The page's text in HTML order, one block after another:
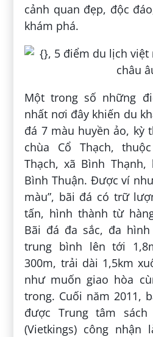
cảnh quan đẹp, độc
khám phá.
Một trong số những
nhất nơi đây khiến du
đá 7 màu huyền ảo, kỳ
chùa Cổ Thạch,
Thạch, xã Bình Thạnh,
Bình Thuận. Được ví
màu”, bãi đá có trữ
tấn, hình thành từ
Bãi đá đa sắc, đa
trung bình lên tới
300m, trải dài 1,5km
như muốn giao hòa
trong. Cuối năm 2011,
được Trung tâm
(Vietkings) công